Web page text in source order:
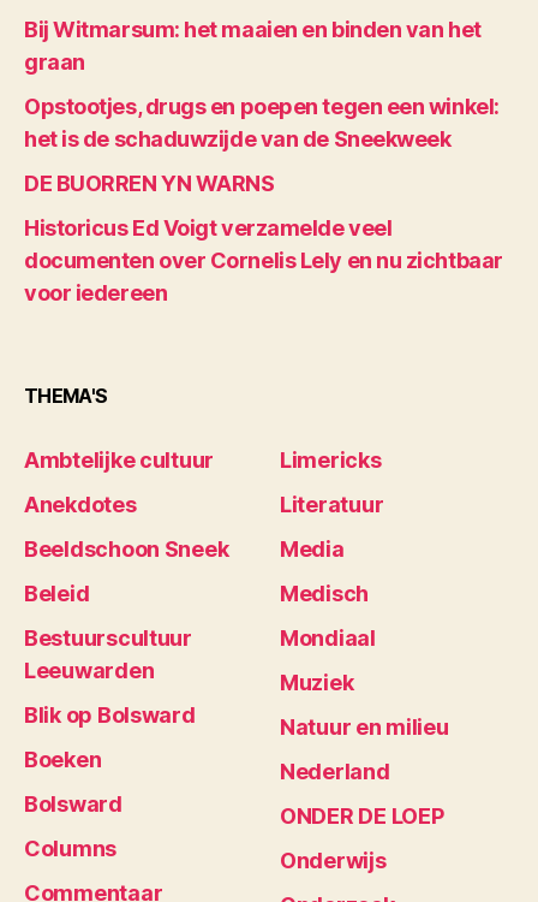
Bij Witmarsum: het maaien en binden van het
graan
Opstootjes, drugs en poepen tegen een winkel:
het is de schaduwzijde van de Sneekweek
DE BUORREN YN WARNS
Historicus Ed Voigt verzamelde veel
documenten over Cornelis Lely en nu zichtbaar
voor iedereen
THEMA'S
Ambtelijke cultuur
Anekdotes
Beeldschoon Sneek
Beleid
Bestuurscultuur
Leeuwarden
Blik op Bolsward
Boeken
Bolsward
Columns
Commentaar
Limericks
Literatuur
Media
Medisch
Mondiaal
Muziek
Natuur en milieu
Nederland
ONDER DE LOEP
Onderwijs